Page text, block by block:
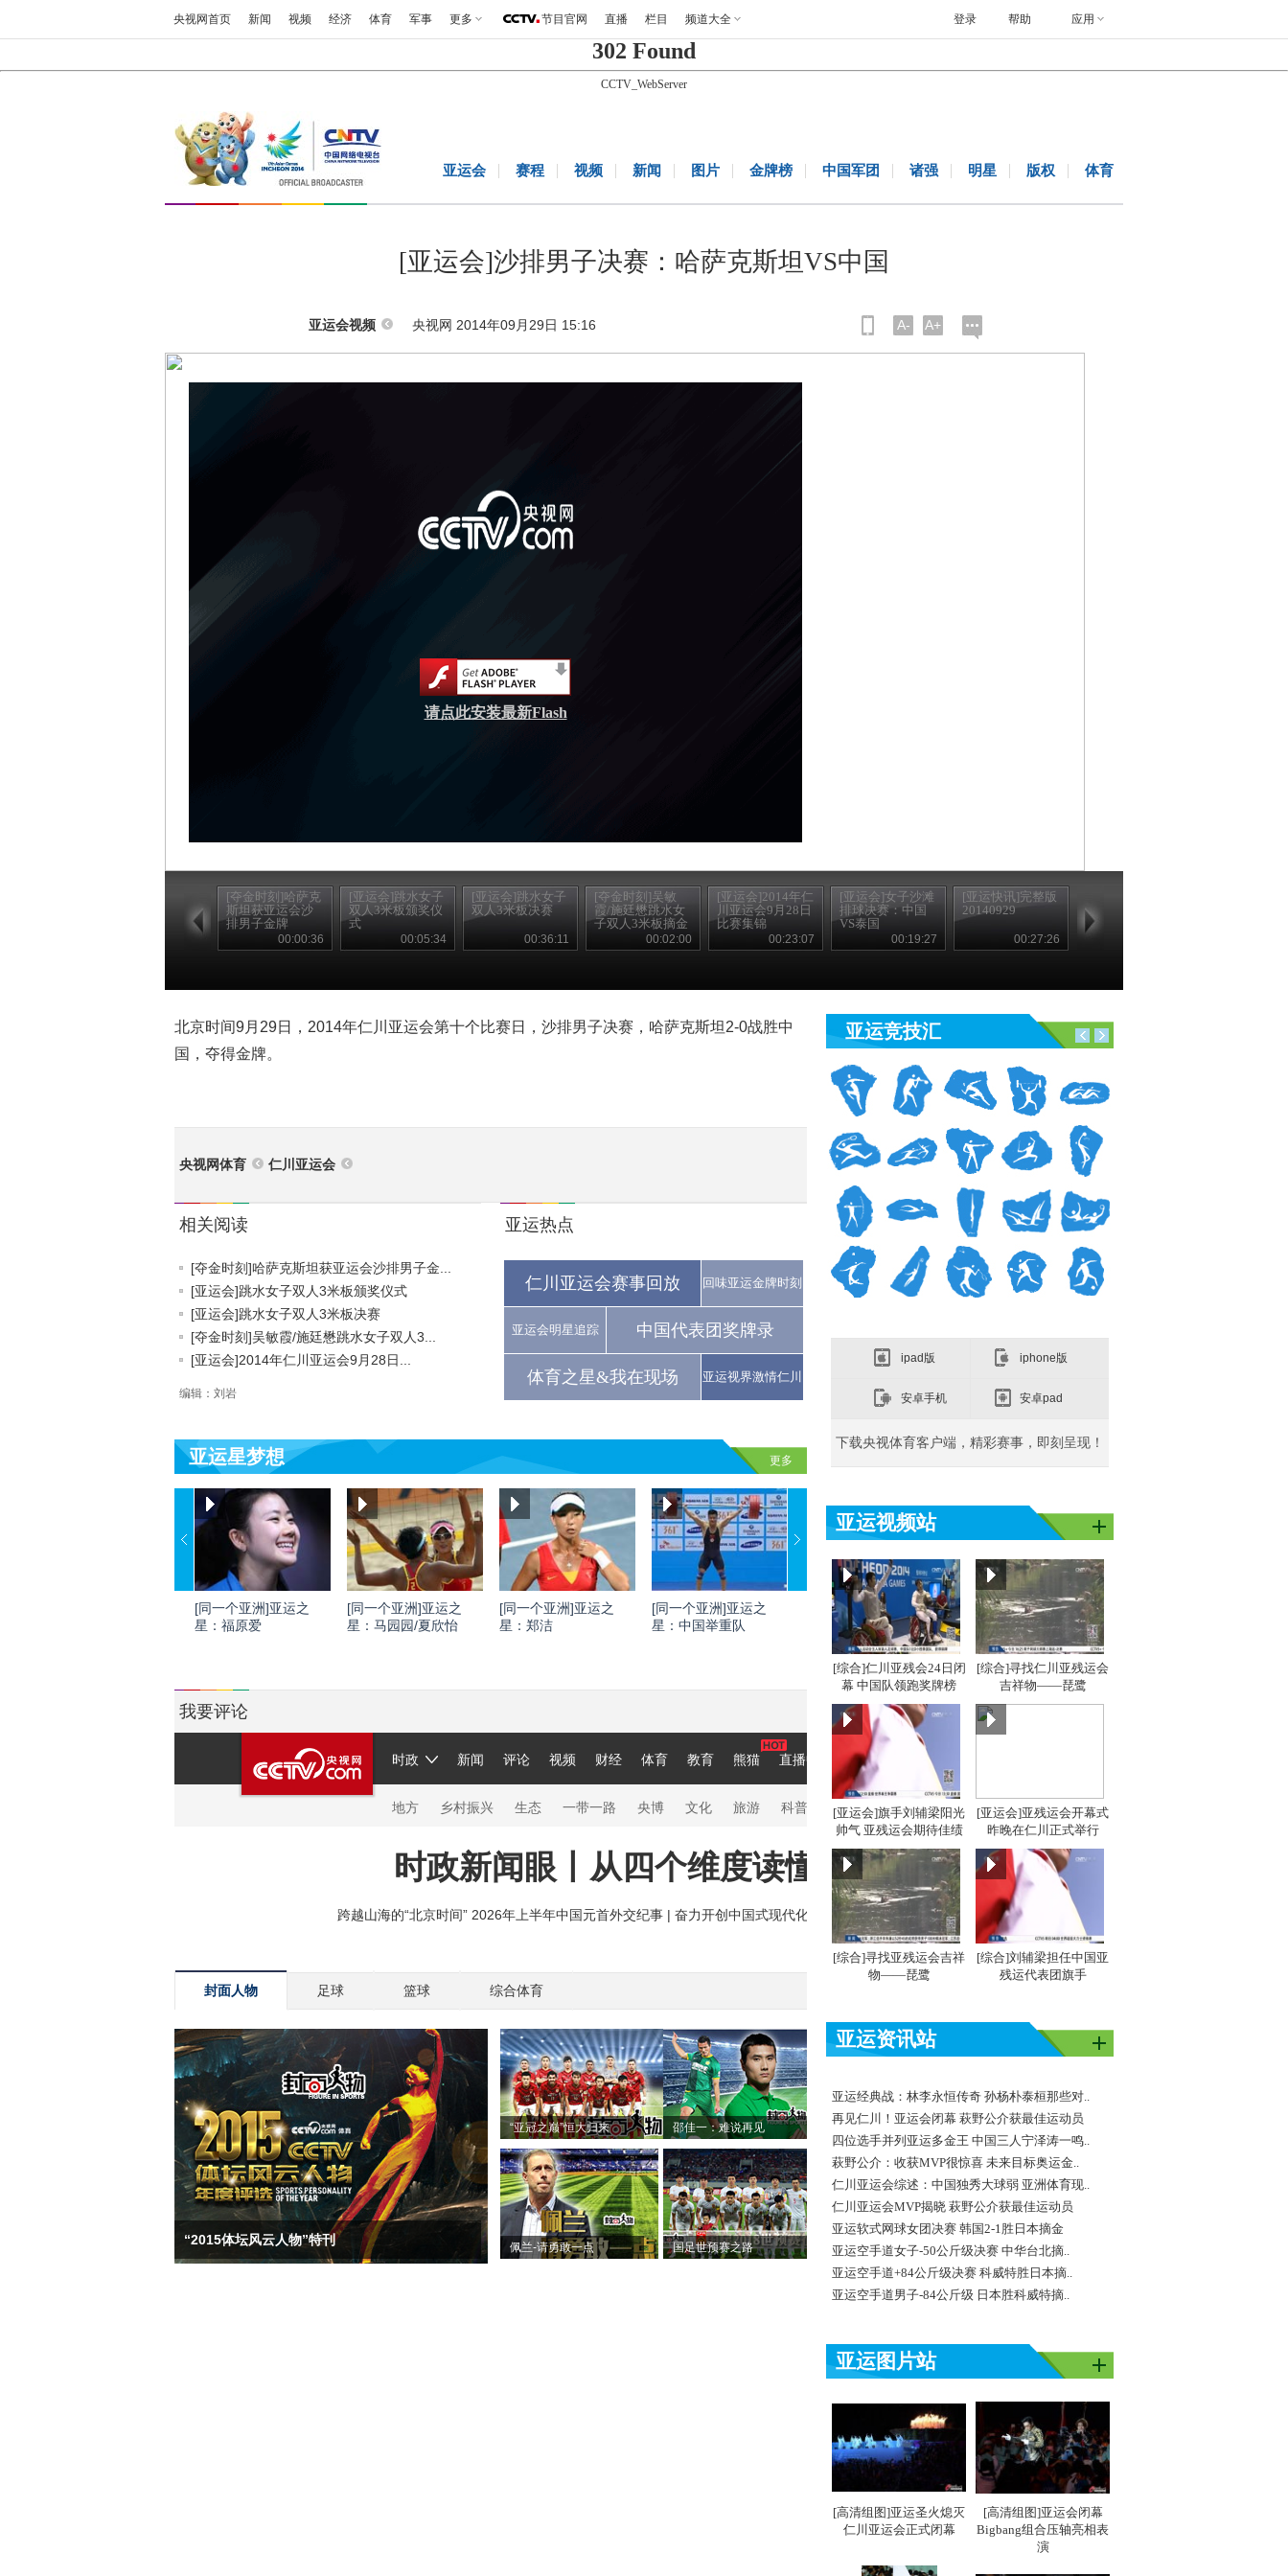
央视网首页 新闻 视频 经济 体育 军事 更多 节目官网 直播 栏目 频道大全 帮助 应用
登录
302 Found
CCTV_WebServer
亚运会 赛程 视频 新闻 图片 金牌榜 中国军团 诸强 明星 版权 体育
[亚运会]沙排男子决赛：哈萨克斯坦VS中国
亚运会视频 央视网 2014年09月29日 15:16 A- A+
请点此安装最新Flash
[夺金时刻]哈萨克
斯坦获亚运会沙
排男子金牌
00:00:36
[亚运会]跳水女子
双人3米板颁奖仪
式
00:05:34
[亚运会]跳水女子
双人3米板决赛
00:36:11
[夺金时刻]吴敏
霞/施廷懋跳水女
子双人3米板摘金
00:02:00
[亚运会]2014年仁
川亚运会9月28日
比赛集锦
00:23:07
[亚运会]女子沙滩
排球决赛：中国
VS泰国
00:19:27
[亚运快讯]完整版
20140929
00:27:26
北京时间9月29日，2014年仁川亚运会第十个比赛日，沙排男子决赛，哈萨克斯坦2-0战胜中
国，夺得金牌。
央视网体育 仁川亚运会
相关阅读
[夺金时刻]哈萨克斯坦获亚运会沙排男子金...
[亚运会]跳水女子双人3米板颁奖仪式
[亚运会]跳水女子双人3米板决赛
[夺金时刻]吴敏霞/施廷懋跳水女子双人3...
[亚运会]2014年仁川亚运会9月28日...
编辑：刘岩
亚运热点
仁川亚运会赛事回放 回味亚运金牌时刻
亚运会明星追踪 中国代表团奖牌录
体育之星&我在现场 亚运视界激情仁川
亚运星梦想 更多
[同一个亚洲]亚运之
星：福原爱
[同一个亚洲]亚运之
星：马园园/夏欣怡
[同一个亚洲]亚运之
星：郑洁
[同一个亚洲]亚运之
星：中国举重队
[同一个亚洲]亚运之
星：刘灏
[同一个亚洲]亚运之
星：吴敏霞
我要评论
封面人物 足球 篮球 综合体育
“2015体坛风云人物”特刊
“亚冠之巅”恒大归来 邵佳一：难说再见
佩兰-请勇敢一点 国足世预赛之路
亚运竞技汇
ipad版 iphone版
安卓手机 安卓pad
下载央视体育客户端，精彩赛事，即刻呈现！
亚运视频站
[综合]仁川亚残会24日闭
幕 中国队领跑奖牌榜
[综合]寻找仁川亚残运会
吉祥物——琵鹭
[亚运会]旗手刘辅梁阳光
帅气 亚残运会期待佳绩
[亚运会]亚残运会开幕式
昨晚在仁川正式举行
[综合]寻找亚残运会吉祥
物——琵鹭
[综合]刘辅梁担任中国亚
残运代表团旗手
亚运资讯站
亚运经典战：林李永恒传奇 孙杨朴泰桓那些对..
再见仁川！亚运会闭幕 萩野公介获最佳运动员
四位选手并列亚运多金王 中国三人宁泽涛一鸣..
萩野公介：收获MVP很惊喜 未来目标奥运金..
仁川亚运会综述：中国独秀大球弱 亚洲体育现..
仁川亚运会MVP揭晓 萩野公介获最佳运动员
亚运软式网球女团决赛 韩国2-1胜日本摘金
亚运空手道女子-50公斤级决赛 中华台北摘..
亚运空手道+84公斤级决赛 科威特胜日本摘..
亚运空手道男子-84公斤级 日本胜科威特摘..
亚运图片站
[高清组图]亚运圣火熄灭
仁川亚运会正式闭幕
[高清组图]亚运会闭幕
Bigbang组合压轴亮相表
演